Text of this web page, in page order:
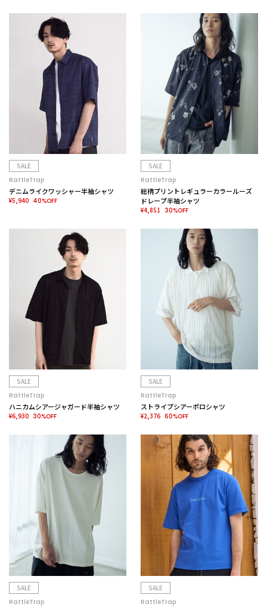
SALE
RattleTrap
デニムライクワッシャー半袖シャツ
¥5,940 40%OFF
SALE
RattleTrap
総柄プリントレギュラーカラールーズ
ドレープ半袖シャツ
¥4,851 30%OFF
SALE
RattleTrap
ハニカムシアージャガード半袖シャツ
¥6,930 30%OFF
SALE
RattleTrap
ストライプシアーポロシャツ
¥2,376 60%OFF
SALE
RattleTrap
SALE
RattleTrap